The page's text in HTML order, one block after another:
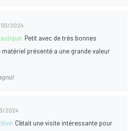
2024
Petit avec de très bonnes
présenté a une grande valeur
2024
C'était une visite intéressante pour